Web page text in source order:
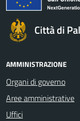
Città di
AMMINISTRAZIONE
Organi di governo
Aree amministrative
Uffici